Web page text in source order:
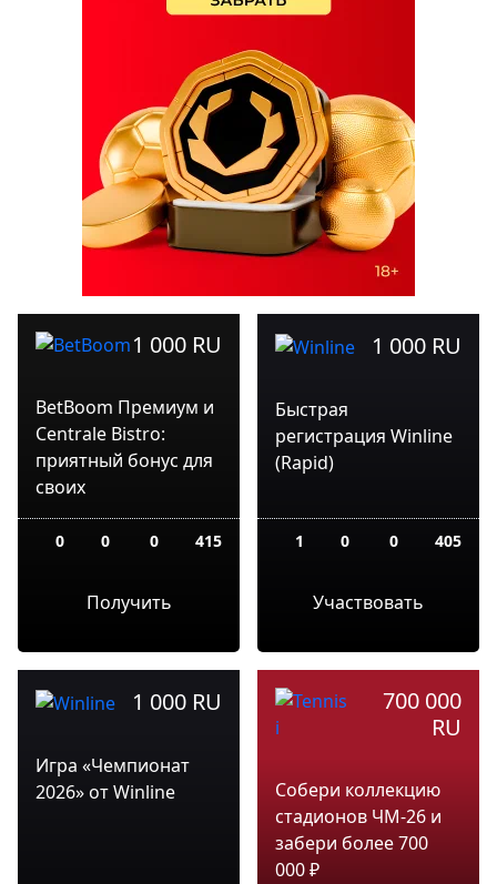
1 000 RU
BetBoom Премиум и
Centrale Bistro:
приятный бонус для
своих
0 0 0 415
Получить
1 000 RU
Быстрая
регистрация Winline
(Rapid)
1 0 0 405
Участвовать
1 000 RU
Игра «Чемпионат
2026» от Winline
700 000
RU
Собери коллекцию
стадионов ЧМ-26 и
забери более 700
000 ₽